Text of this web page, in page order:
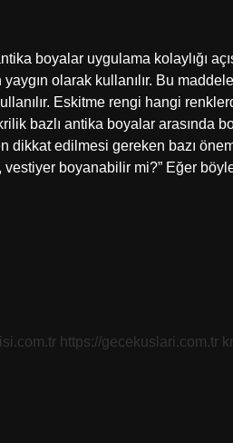
boyalar uygulama kolaylığı
olarak kullanılır. Bu
Eskitme rengi hangi
bazlı antika boyalar arasında
dikkat edilmesi gereken bazı
vestiyer boyanabilir mi?” Eğer
https://gecekuslari.com.tr